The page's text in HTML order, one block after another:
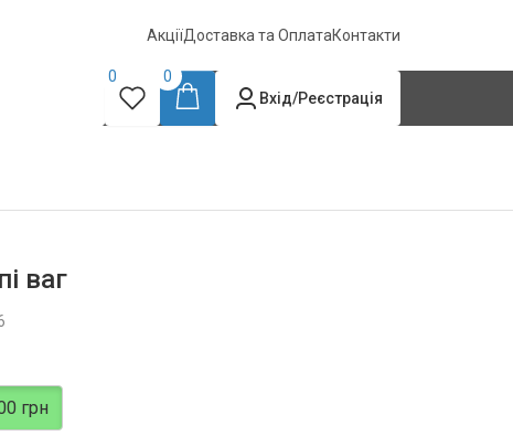
АкціїДоставка та ОплатаКонтакти
0
0
Вхід/Реєстрація
ваг
грн